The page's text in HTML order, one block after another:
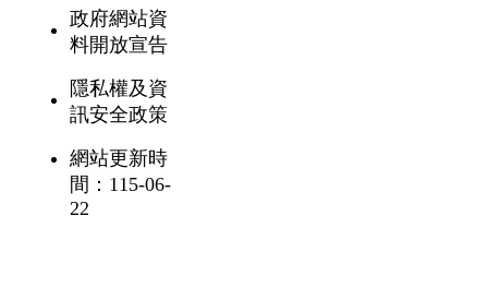
政府網站資
料開放宣告
隱私權及資
訊安全政策
網站更新時
間：115-06-
22